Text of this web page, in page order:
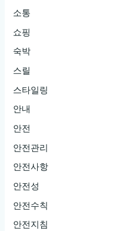
소통
쇼핑
숙박
스릴
스타일링
안내
안전
안전관리
안전사항
안전성
안전수칙
안전지침